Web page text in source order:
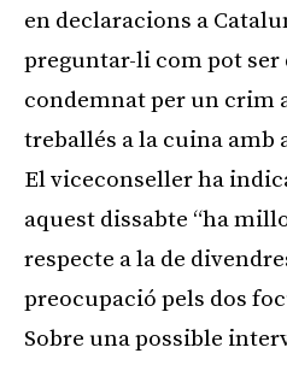
en declaracions a
preguntar-li com pot ser
condemnat per un crim
treballés a la cuina amb
El viceconseller ha
aquest dissabte “ha
respecte a la de
preocupació pels dos
Sobre una possible